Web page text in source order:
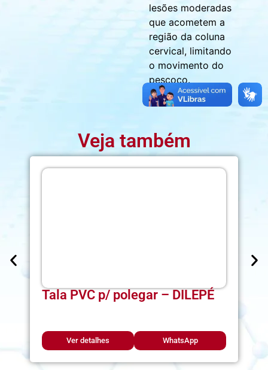
lesões moderadas
que acometem a
região da coluna
cervical, limitando
o movimento do
pescoço.
Veja também
Tala PVC p/ polegar – DILEPÉ
Ver detalhes WhatsApp